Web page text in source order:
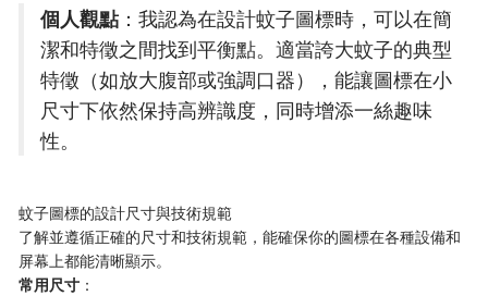
​個人觀點​ ​：我認為在設計蚊子圖標時，可以在簡
潔和特徵之間找到平衡點。適當誇大蚊子的典型
特徵（如放大腹部或強調口器），能讓圖標在小
尺寸下依然保持高辨識度，同時增添一絲趣味
性。
蚊子圖標的設計尺寸與技術規範
了解並遵循正確的尺寸和技術規範，能確保你的圖標在各種設備和
屏幕上都能清晰顯示。
​常用尺寸​ ​：